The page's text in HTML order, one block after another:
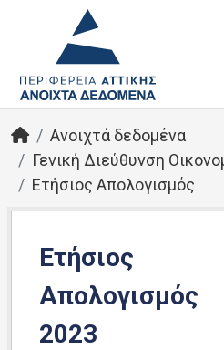
Ανοιχτά δεδομένα
Γενική Διεύθυνση
Ετήσιος Απολογισμός
Ετήσιος
Απολογισμός
2023